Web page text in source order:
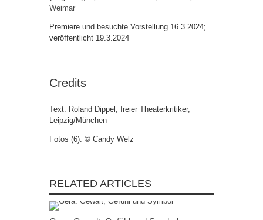
Weimar
Premiere und besuchte Vorstellung 16.3.2024;
veröffentlicht 19.3.2024
Credits
Text: Roland Dippel, freier Theaterkritiker,
Leipzig/München
Fotos (6): © Candy Welz
RELATED ARTICLES